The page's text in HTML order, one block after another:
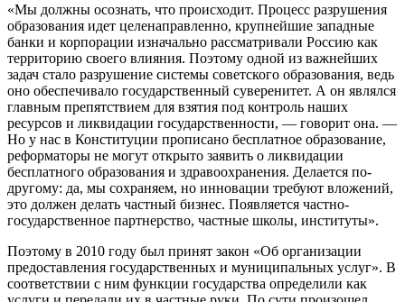
«Мы должны осознать, что происходит. Процесс разрушения
образования идет целенаправленно, крупнейшие западные
банки и корпорации изначально рассматривали Россию как
территорию своего влияния. Поэтому одной из важнейших
задач стало разрушение системы советского образования, ведь
оно обеспечивало государственный суверенитет. А он являлся
главным препятствием для взятия под контроль наших
ресурсов и ликвидации государственности, — говорит она. —
Но у нас в Конституции прописано бесплатное образование,
реформаторы не могут открыто заявить о ликвидации
бесплатного образования и здравоохранения. Делается по-
другому: да, мы сохраняем, но инновации требуют вложений,
это должен делать частный бизнес. Появляется частно-
государственное партнерство, частные школы, институты».
Поэтому в 2010 году был принят закон «Об организации
предоставления государственных и муниципальных услуг». В
соответствии с ним функции государства определили как